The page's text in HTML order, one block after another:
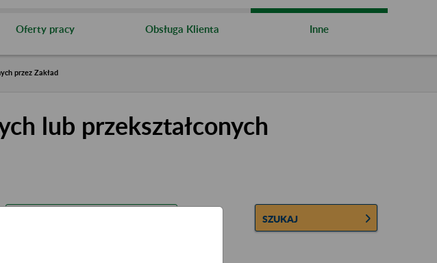
Oferty pracy Obsługa Klienta Inne
przez Zakład
lub przekształconych
SZUKAJ